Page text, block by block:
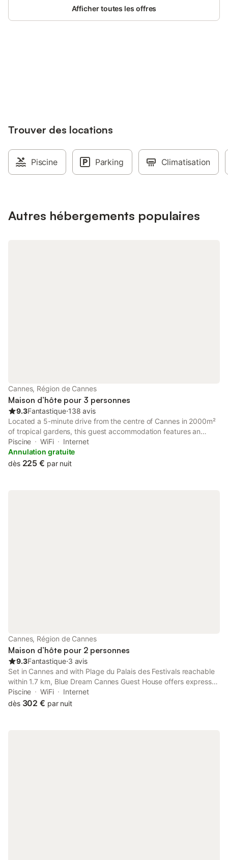
Afficher toutes les offres
Trouver des locations
Piscine Parking Climatisation
Autres hébergements populaires
Cannes, Région de Cannes
Maison d’hôte pour 3 personnes
9.3Fantastique⋅138 avis
Located a 5-minute drive from the centre of Cannes in 2000m²
of tropical gardens, this guest accommodation features an
infinity pool, a hammam and a hot tub. It offers rooms with a
teak deck patio and free Wi-Fi. There is a spa and wellness
centre.
Piscine WiFi
Internet
Annulation gratuite
dès 225 € par nuit
Cannes, Région de Cannes
Maison d’hôte pour 2 personnes
9.3Fantastique⋅3 avis
Set in Cannes and with Plage du Palais des Festivals reachable
within 1.7 km, Blue Dream Cannes Guest House offers express
check-in and check-out, allergy-free rooms, a garden, free WiFi
and a terrace.
Piscine WiFi
Internet
dès 302 € par nuit